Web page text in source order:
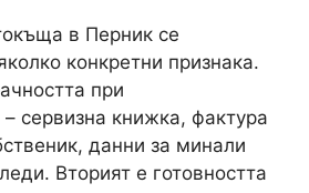
в Перник се
конкретни признака.
при
сервизна книжка, фактура
данни за минали
Вторият е готовността